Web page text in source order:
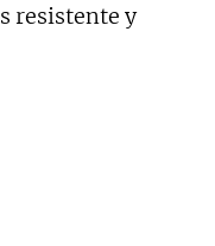
resistente y